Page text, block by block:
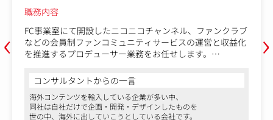
‹
職務内容
FC事業室にて開設したニコニコチャンネル、ファンクラブ
などの会員制ファンコミュニティサービスの運営と収益化
を推進するプロデューサー業務をお任せします。
＜職務内容＞
・ニコニコチャンネル、ファンクラブなどの会員制ファン
コミュニティサービスの運営
・ファンニーズの分析
コンサルタントからの一言
海外コンテンツを輸入している企業が多い中、
同社は自社だけで企画・開発・デザインしたものを
世の中、海外に出していこうとしている会社です。
›